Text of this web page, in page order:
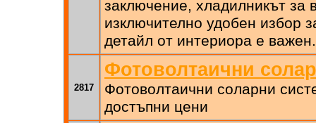
заключение, хладилникът за
изключително удобен избор
детайл от интериора е важен.
2817
Фотоволтаични
Фотоволтаични соларни
достъпни цени